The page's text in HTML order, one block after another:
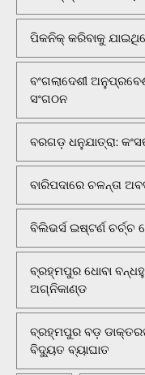
ପିକନିକ୍‌ କରିବାକୁ
ବଂଗଲାଦେଶୀ
ସଂଗଠନ
ବରଗଡ଼ ଧନୁଯାତ୍ରା:
ବାରିପଦାରେ ଚଳନ୍ତା
ବିଲିଭର୍ସ ଇଷ୍ଟର୍ଣ ଚର୍ଚ୍ଚ
ବ୍ରହ୍ମପୁର ଧୋବା
ଅଗ୍ନିକାଣ୍ଡ
ବ୍ରହ୍ମପୁର ବଡ଼
ବିଦ୍ୟୁତ ବ୍ୟାଘାତ